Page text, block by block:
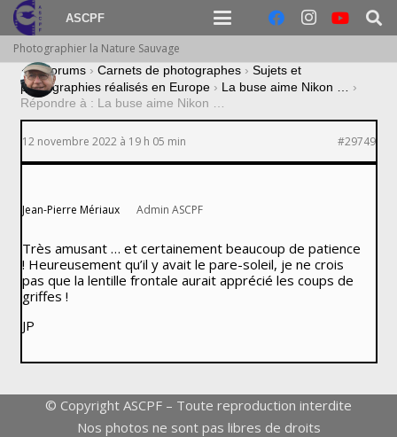
ASCPF
Photographier la Nature Sauvage
› Forums › Carnets de photographes › Sujets et
photographies réalisés en Europe › La buse aime Nikon … ›
Répondre à : La buse aime Nikon …
12 novembre 2022 à 19 h 05 min #29749
Jean-Pierre Mériaux Admin ASCPF
Très amusant … et certainement beaucoup de patience
! Heureusement qu’il y avait le pare-soleil, je ne crois
pas que la lentille frontale aurait apprécié les coups de
griffes !
JP
© Copyright ASCPF – Toute reproduction interdite
Nos photos ne sont pas libres de droits